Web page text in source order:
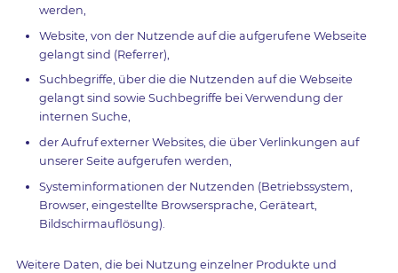
werden,
Website, von der Nutzende auf die aufgerufene Webseite
gelangt sind (Referrer),
Suchbegriffe, über die die Nutzenden auf die Webseite
gelangt sind sowie Suchbegriffe bei Verwendung der
internen Suche,
der Aufruf externer Websites, die über Verlinkungen auf
unserer Seite aufgerufen werden,
Systeminformationen der Nutzenden (Betriebssystem,
Browser, eingestellte Browsersprache, Geräteart,
Bildschirmauflösung).
Weitere Daten, die bei Nutzung einzelner Produkte und